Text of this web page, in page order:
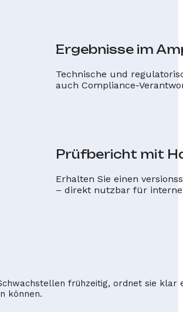
Ergebnisse im
Technische und
auch Compliance-
Prüfbericht mit
Erhalten Sie einen
– direkt nutzbar für
frühzeitig, ordnet sie klar
können.